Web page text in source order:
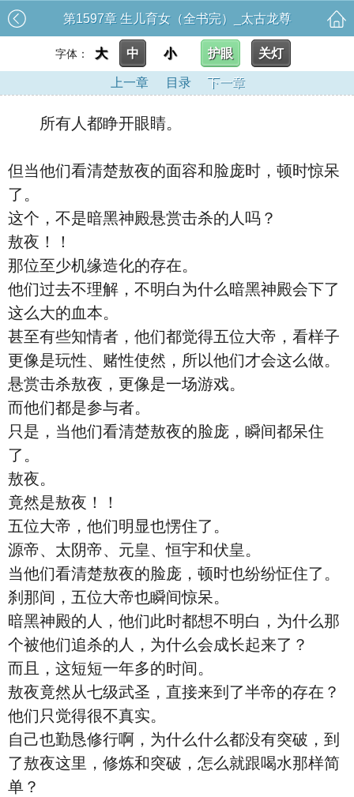
第1597章 生儿育女（全书完）_太古龙尊
字体： 大 中 小 护眼 关灯
上一章 目录 下一章
所有人都睁开眼睛。
但当他们看清楚敖夜的面容和脸庞时，顿时惊呆
了。
这个，不是暗黑神殿悬赏击杀的人吗？
敖夜！！
那位至少机缘造化的存在。
他们过去不理解，不明白为什么暗黑神殿会下了
这么大的血本。
甚至有些知情者，他们都觉得五位大帝，看样子
更像是玩性、赌性使然，所以他们才会这么做。
悬赏击杀敖夜，更像是一场游戏。
而他们都是参与者。
只是，当他们看清楚敖夜的脸庞，瞬间都呆住
了。
敖夜。
竟然是敖夜！！
五位大帝，他们明显也愣住了。
源帝、太阴帝、元皇、恒宇和伏皇。
当他们看清楚敖夜的脸庞，顿时也纷纷怔住了。
刹那间，五位大帝也瞬间惊呆。
暗黑神殿的人，他们此时都想不明白，为什么那
个被他们追杀的人，为什么会成长起来了？
而且，这短短一年多的时间。
敖夜竟然从七级武圣，直接来到了半帝的存在？
他们只觉得很不真实。
自己也勤恳修行啊，为什么什么都没有突破，到
了敖夜这里，修炼和突破，怎么就跟喝水那样简
单？